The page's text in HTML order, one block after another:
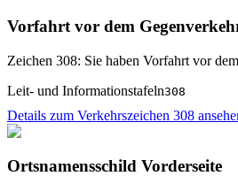
Vorfahrt vor dem
Zeichen 308: Sie haben Vorfahrt vor
Leit- und Informationstafeln308
Details zum Verkehrszeichen 308
Ortsnamensschild Vorderseite